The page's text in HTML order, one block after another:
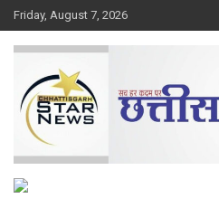
Skip
to
content
Friday, August 7, 2026
Chhattisgarh Star